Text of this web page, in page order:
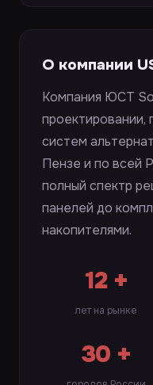
О компании
Компания ЮСТ
систем
Пензе и по всей
полный спектр
панелей до
накопителями.
12 +
лет на рынке
30 +